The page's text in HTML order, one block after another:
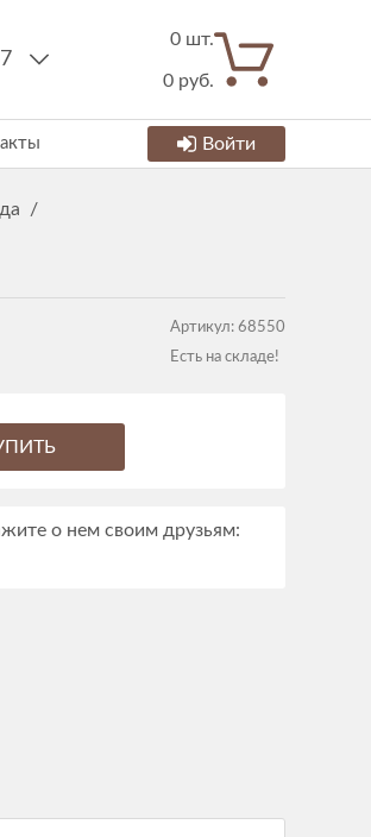
0 шт.
0 руб.
Войти
/
Артикул: 68550
Есть на складе!
о нем своим друзьям: